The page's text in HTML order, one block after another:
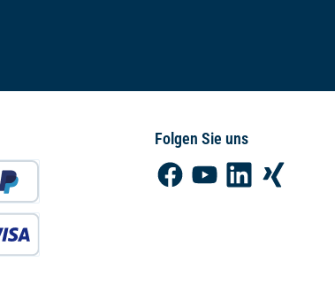
Folgen Sie uns
FacebookYouTubeLinkedInXing